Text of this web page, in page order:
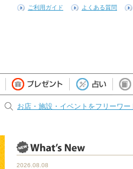
ご利用ガイド よくある質問
お店・施設・イベントをフリーワー
2026.08.08